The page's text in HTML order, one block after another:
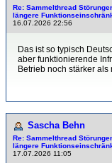
Re: Sammelthread
längere
16.07.2026 22:56
Das ist so typisch
aber funktionierende
Betrieb noch stärker
Sascha Behn
Re: Sammelthread
längere
17.07.2026 11:05